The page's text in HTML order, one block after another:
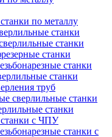
по металлу
станки
станки
станки
станки
станки
труб
сверлильные станки
станки
с ЧПУ
станки с